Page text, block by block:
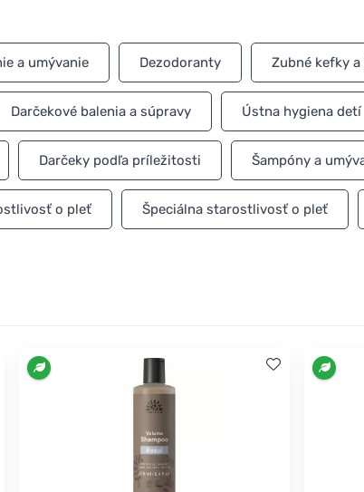
a umývanie Dezodoranty Zubné kefky
Darčekové balenia a súpravy Ústna hygiena detí
Darčeky podľa príležitosti Šampóny a
o pleť Špeciálna starostlivosť o pleť